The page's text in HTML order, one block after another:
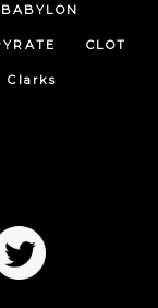
BABYLON
CLOT
Clarks